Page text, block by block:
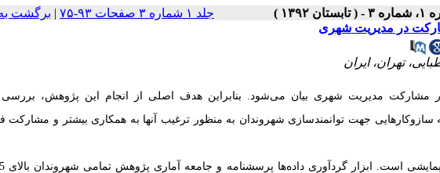
۱۳۹۲ ) جلد ۱ شماره ۳ صفحات ۹۳-۷۵ | برگشت
مشارکت مدیریت شهری بیان می‌شود. بنابراین هدف اصلی از انجام این پژوهش، بررسی
جهت توانمندسازی شهروندان به منظور ترغیب آنها به همکاری بیشتر و مشارکت
است. ابزار گردآوری داده‌ها پرسشنامه و